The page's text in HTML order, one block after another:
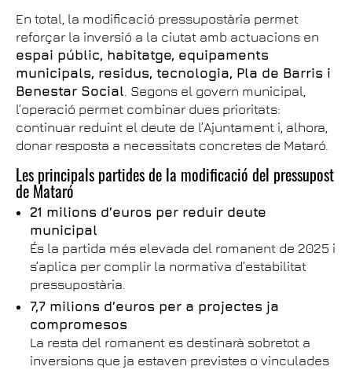
En total, la modificació pressupostària permet
reforçar la inversió a la ciutat amb actuacions en
espai públic, habitatge, equipaments
municipals, residus, tecnologia, Pla de Barris i
Benestar Social. Segons el govern municipal,
l’operació permet combinar dues prioritats:
continuar reduint el deute de l’Ajuntament i, alhora,
donar resposta a necessitats concretes de Mataró.
Les principals partides de la modificació del pressupost
de Mataró
21 milions d’euros per reduir deute
municipal
És la partida més elevada del romanent de 2025 i
s’aplica per complir la normativa d’estabilitat
pressupostària.
7,7 milions d’euros per a projectes ja
compromesos
La resta del romanent es destinarà sobretot a
inversions que ja estaven previstes o vinculades